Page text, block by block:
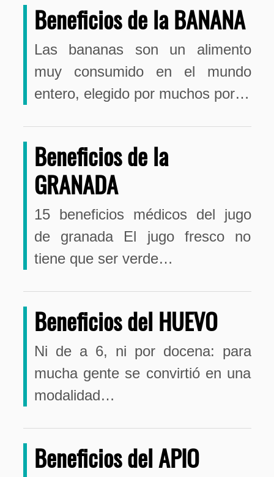
Beneficios de la BANANA
Las bananas son un alimento
muy consumido en el mundo
entero, elegido por muchos por…
Beneficios de la
GRANADA
15 beneficios médicos del jugo
de granada El jugo fresco no
tiene que ser verde…
Beneficios del HUEVO
Ni de a 6, ni por docena: para
mucha gente se convirtió en una
modalidad…
Beneficios del APIO